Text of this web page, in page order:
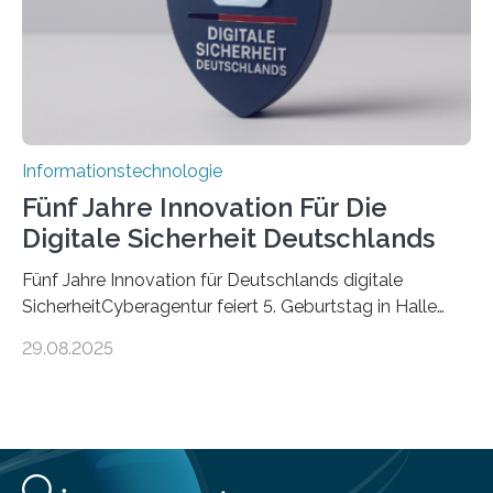
Informationstechnologie
Fünf Jahre Innovation Für Die
Digitale Sicherheit Deutschlands
Fünf Jahre Innovation für Deutschlands digitale
SicherheitCyberagentur feiert 5. Geburtstag in Halle
ErfolgeDie Agentur für Innovation in der
Forschungsarbeit, politischen Grußworten und der
29.08.2025